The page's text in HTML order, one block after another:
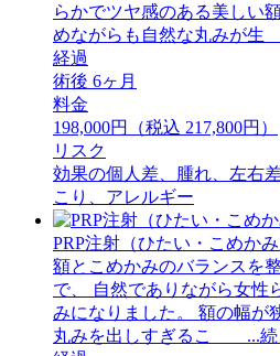
らかでツヤ感のある美しい
めながらも自然な丸みが
経過
術後 6ヶ月
料金
198,000円（税込 217,800円）
リスク
効果の個人差、腫れ、左右
こり、アレルギー
PRP注射（ひたい・こめかみ
額とこめかみのバランスを
で、 自然でありながら女性
みになりました。 額の幅が
丸みを出しすぎるこ ...続